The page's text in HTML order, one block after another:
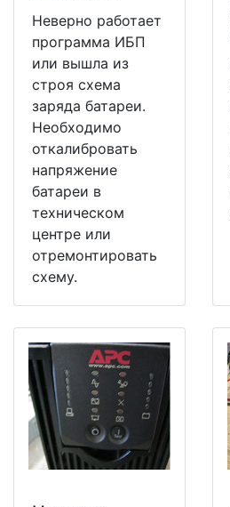
Неверно работает
программа ИБП
или вышла из
строя схема
заряда батареи.
Необходимо
откалибровать
напряжение
батареи в
техническом
центре или
отремонтировать
схему.